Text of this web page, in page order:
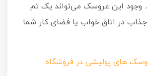
وجود این عروسک می‌تواند یک تم
در اتاق خواب یا فضای کار شما
های پولیشی در فروشگاه